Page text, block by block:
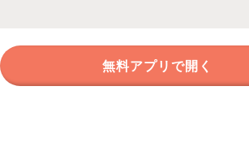
無料アプリで開く